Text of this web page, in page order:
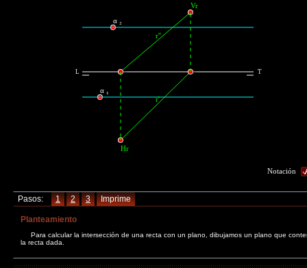
Pasos:
Planteamiento
Para calcular la intersección de una recta con un plano, dibujamos un plano que
la recta dada.